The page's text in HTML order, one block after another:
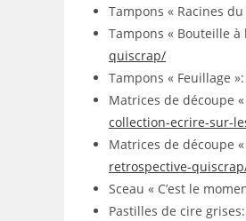
Tampons « Racines du
Tampons « Bouteille à
quiscrap/
Tampons « Feuillage »:
Matrices de découpe
collection-ecrire-sur-
Matrices de découpe
retrospective-
Sceau « C’est le
Pastilles de cire grises: